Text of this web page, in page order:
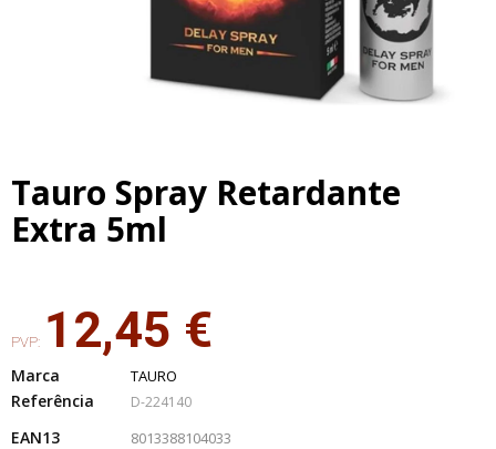
Tauro Spray Retardante
Extra 5ml
PVP: 12,45 €
Marca TAURO
Referência D-224140
EAN13 8013388104033